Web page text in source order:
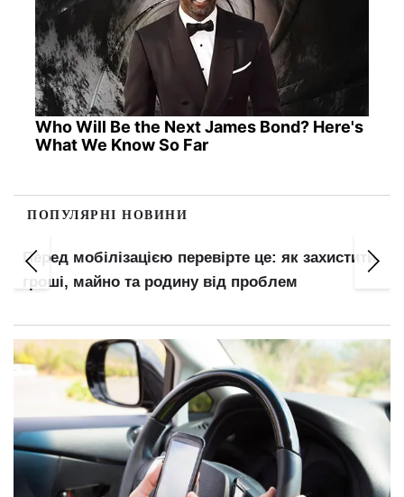
Who Will Be the Next James Bond? Here's
What We Know So Far
ПОПУЛЯРНІ НОВИНИ
Перед мобілізацією перевірте це: як захистити
гроші, майно та родину від проблем